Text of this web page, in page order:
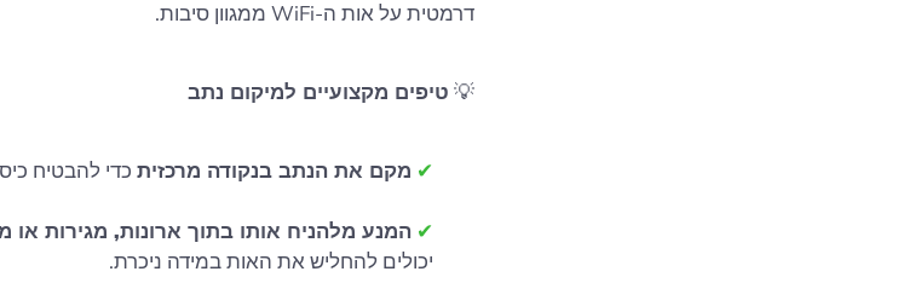
דרמטית על אות ה-WiFi ממגוון סיבות.
💡 טיפים מקצועיים למיקום נתב
✔ מקם את הנתב בנקודה מרכזיתכדי להבטיח
✔ המנע מלהניח אותו בתוך ארונות, מגירות או
יכולים להחליש את האות במידה ניכרת.